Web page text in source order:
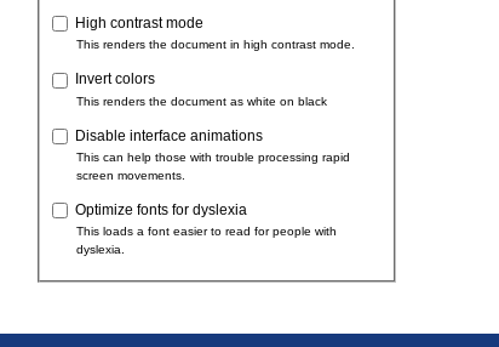
High contrast mode
This renders the document in high contrast mode.
Invert colors
This renders the document as white on black
Disable interface animations
This can help those with trouble processing rapid
screen movements.
Optimize fonts for dyslexia
This loads a font easier to read for people with
dyslexia.